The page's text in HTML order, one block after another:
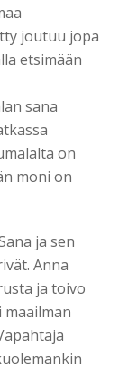
joutuu jopa
etsimään
sana
on
moni on
ja sen
Anna
ja toivo